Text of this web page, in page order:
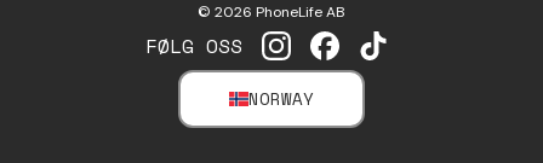
FØLG OSS INSTAGRAM
FACEBOOKTIKTOK
NORWAY
SELECT MARKET
© 2026 PhoneLife AB